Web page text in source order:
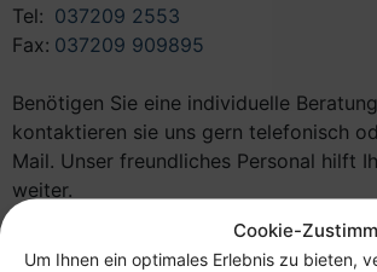
Cookie-
Um Ihnen ein optimales Erlebnis zu bieten,
Tel: 037209 2553
Fax: 037209 909895
Benötigen Sie eine individuelle
kontaktieren sie uns gern telefonisch
Mail. Unser freundliches Personal hilft
weiter.